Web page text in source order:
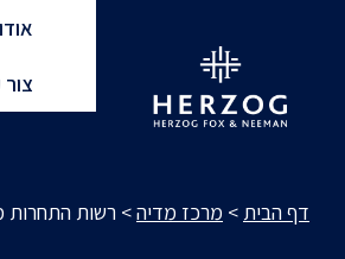
דף הבית > מרכז מדיה> רשות התחרות